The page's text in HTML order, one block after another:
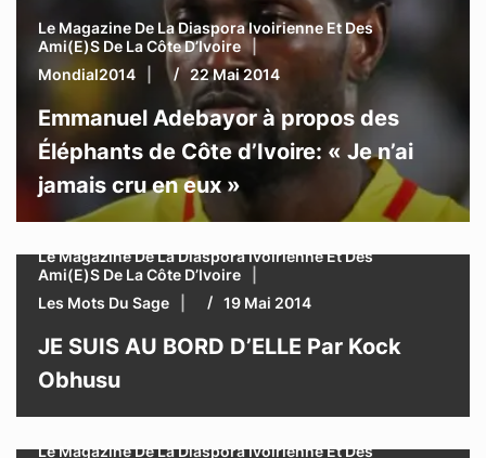
Le Magazine De La Diaspora Ivoirienne Et Des
Ami(e)s De La Côte D’Ivoire
Mondial2014
22 Mai 2014
Emmanuel Adebayor à propos des
Éléphants de Côte d’Ivoire: « Je n’ai
jamais cru en eux »
Le Magazine De La Diaspora Ivoirienne Et Des
Ami(e)s De La Côte D’Ivoire
Les Mots Du Sage
19 Mai 2014
JE SUIS AU BORD D’ELLE Par Kock
Obhusu
Le Magazine De La Diaspora Ivoirienne Et Des